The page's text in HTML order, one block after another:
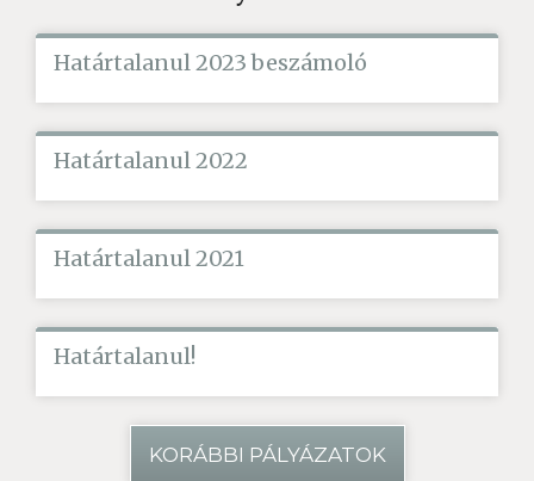
Határtalanul 2023 beszámoló
Határtalanul 2022
Határtalanul 2021
Határtalanul!
KORÁBBI PÁLYÁZATOK